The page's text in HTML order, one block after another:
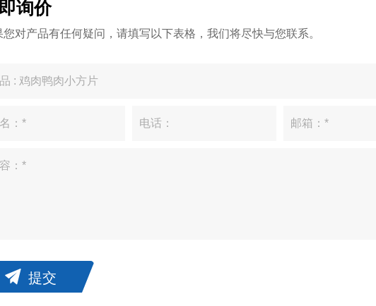
询价
您对产品有任何疑问，请填写以下表格，我们将尽快与您联系。
提交